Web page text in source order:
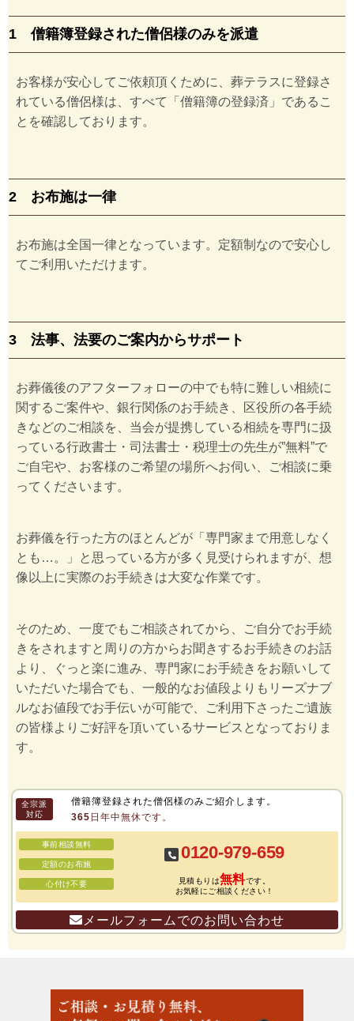
1 僧籍簿登録された僧侶様のみを派遣
お客様が安心してご依頼頂くために、葬テラスに登録さ
れている僧侶様は、すべて「僧籍簿の登録済」であるこ
とを確認しております。
2 お布施は一律
お布施は全国一律となっています。定額制なので安心し
てご利用いただけます。
3 法事、法要のご案内からサポート
お葬儀後のアフターフォローの中でも特に難しい相続に
関するご案件や、銀行関係のお手続き、区役所の各手続
きなどのご相談を、当会が提携している相続を専門に扱
っている行政書士・司法書士・税理士の先生が”無料”で
ご自宅や、お客様のご希望の場所へお伺い、ご相談に乗
ってくださいます。
お葬儀を行った方のほとんどが「専門家まで用意しなく
とも…。」と思っている方が多く見受けられますが、想
像以上に実際のお手続きは大変な作業です。
そのため、一度でもご相談されてから、ご自分でお手続
きをされますと周りの方からお聞きするお手続きのお話
より、ぐっと楽に進み、専門家にお手続きをお願いして
いただいた場合でも、一般的なお値段よりもリーズナブ
ルなお値段でお手伝いが可能で、ご利用下さったご遺族
の皆様よりご好評を頂いているサービスとなっておりま
す。
全宗派
対応
僧籍簿登録された僧侶様のみご紹介します。
365日年中無休です。
事前相談無料
定額のお布施
心付け不要
0120-979-659
見積もりは無料です。
お気軽にご相談ください！
メールフォームでのお問い合わせ